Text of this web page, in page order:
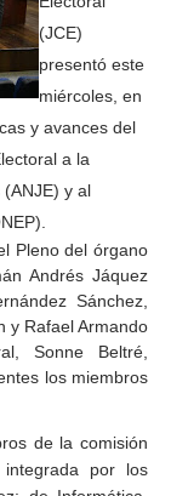
(JCE)
presentó este
miércoles, en
y avances del
a la
y al
Pleno del órgano
Andrés Jáquez
Sánchez,
y Rafael Armando
Sonne Beltré
los miembros
de la comisión
por los